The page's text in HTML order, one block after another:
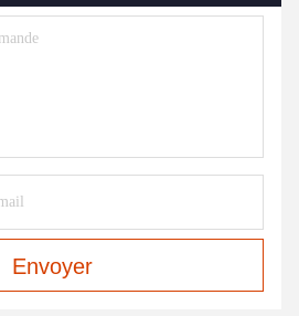
Envoyer